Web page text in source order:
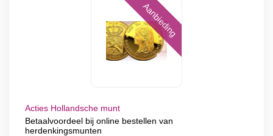
Aanbieding
Acties Hollandsche munt
Betaalvoordeel bij online bestellen van
herdenkingsmunten